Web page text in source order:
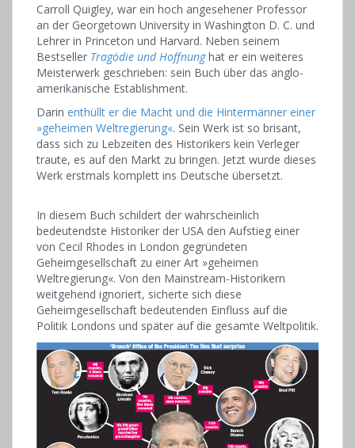
Carroll Quigley, war ein hoch angesehener Professor
an der Georgetown University in Washington D. C. und
Lehrer in Princeton und Harvard. Neben seinem
Bestseller Tragödie und Hoffnunghat er ein weiteres
Meisterwerk geschrieben: sein Buch über das anglo-
amerikanische Establishment.
Darin enthüllt er die Macht und die Hintermänner einer
»geheimen Weltregierung«. Sein Werk ist so brisant,
dass sich zu Lebzeiten des Historikers kein Verleger
traute, es auf den Markt zu bringen. Jetzt wurde dieses
Werk erstmals komplett ins Deutsche übersetzt.
In diesem Buch schildert der wahrscheinlich
bedeutendste Historiker der USA den Aufstieg einer
von Cecil Rhodes in London gegründeten
Geheimgesellschaft zu einer Art »geheimen
Weltregierung«. Von den Mainstream-Historikern
weitgehend ignoriert, sicherte sich diese
Geheimgesellschaft bedeutenden Einfluss auf die
Politik Londons und später auf die gesamte Weltpolitik.